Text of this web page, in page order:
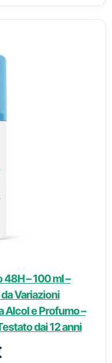
– 100 ml –
Variazioni
Alcol e Profumo –
dai 12 anni